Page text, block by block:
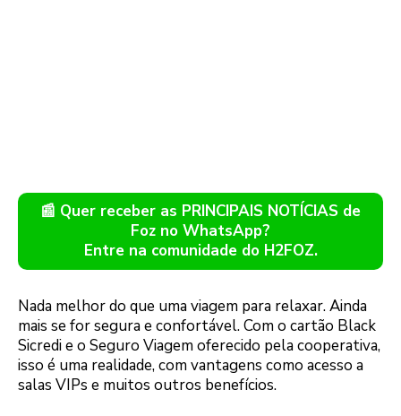
📰 Quer receber as PRINCIPAIS NOTÍCIAS de
Foz no WhatsApp?
Entre na comunidade do H2FOZ.
Nada melhor do que uma viagem para relaxar. Ainda
mais se for segura e confortável. Com o cartão Black
Sicredi e o Seguro Viagem oferecido pela cooperativa,
isso é uma realidade, com vantagens como acesso a
salas VIPs e muitos outros benefícios.